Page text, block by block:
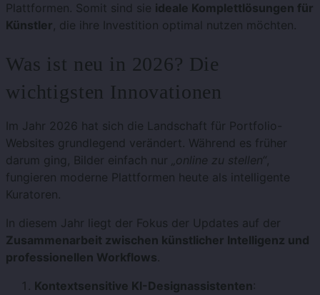
Plattformen. Somit sind sie ideale Komplettlösungen für
Künstler, die ihre Investition optimal nutzen möchten.
Was ist neu in 2026? Die
wichtigsten Innovationen
Im Jahr 2026 hat sich die Landschaft für Portfolio-
Websites grundlegend verändert. Während es früher
darum ging, Bilder einfach nur
„online zu stellen“,
fungieren moderne Plattformen heute als intelligente
Kuratoren.
In diesem Jahr liegt der Fokus der Updates auf der
Zusammenarbeit zwischen künstlicher Intelligenz und
professionellen Workflows.
Kontextsensitive KI-Designassistenten: